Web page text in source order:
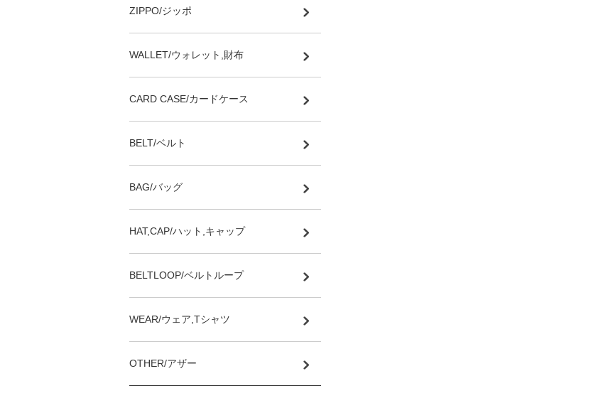
ZIPPO/ジッポ
WALLET/ウォレット,財布
CARD CASE/カードケース
BELT/ベルト
BAG/バッグ
HAT,CAP/ハット,キャップ
BELTLOOP/ベルトループ
WEAR/ウェア,Tシャツ
OTHER/アザー